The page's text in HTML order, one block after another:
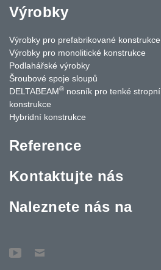
Výrobky
Výrobky pro prefabrikované konstrukce
Výrobky pro monolitické konstrukce
Podlahářské výrobky
Šroubové spoje sloupů
DELTABEAM® nosník pro tenké stropní
konstrukce
Hybridní konstrukce
Reference
Kontaktujte nás
Naleznete nás na